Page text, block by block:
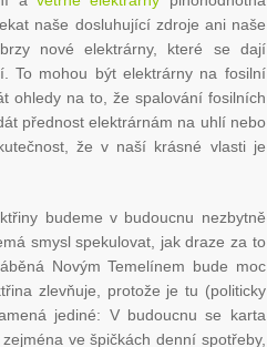
naše dosluhující zdroje ani naše
nové elektrárny, které se dají
To mohou být elektrárny na fosilní
ohledy na to, že spalování fosilních
přednost elektrárnám na uhlí nebo
že v naší krásné vlasti je
budeme v budoucnu nezbytně
smysl spekulovat, jak draze za to
Novým Temelínem bude moc
zlevňuje, protože je tu (politicky
jediné: V budoucnu se karta
, zejména ve špičkách denní spotřeby,